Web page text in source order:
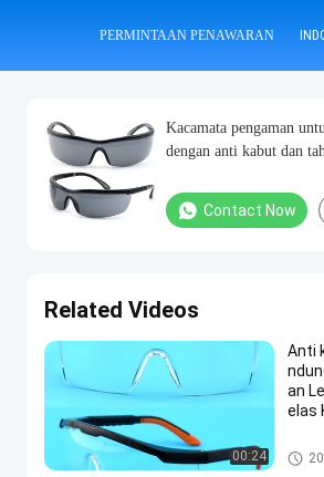
PERMINTAAN PENAWARAN
Kacamata pengaman
dengan anti kabut dan
Contact Now
Related Videos
00:24
Anti
an
elas